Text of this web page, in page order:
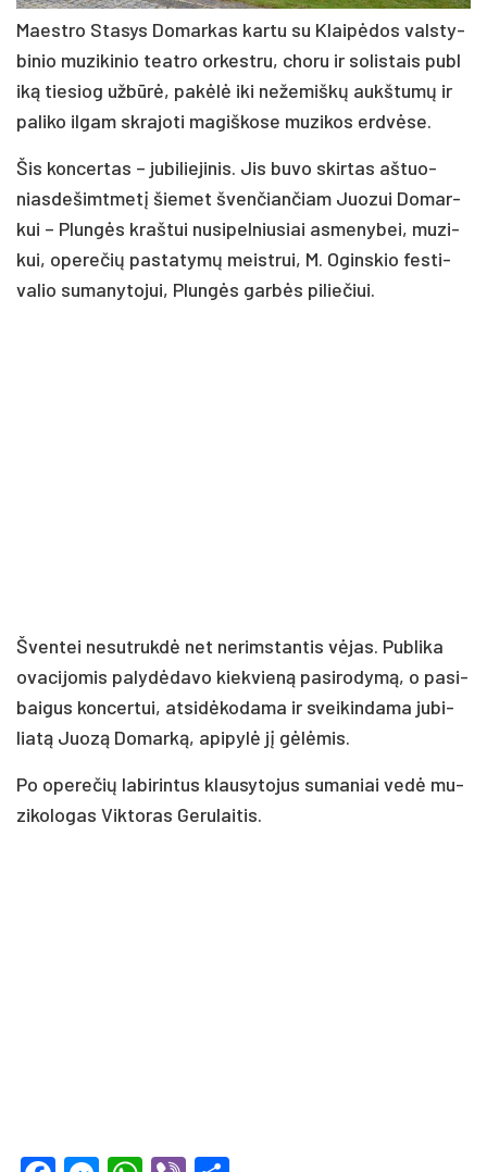
Maest­ro Sta­sys Do­mar­kas kar­tu su Klai­pė­dos vals­ty­
bi­nio mu­zi­ki­nio teat­ro or­kest­ru, cho­ru ir so­lis­tais pub­l
i­ką tie­siog už­bū­rė, pa­kė­lė iki ne­že­miš­kų aukš­tu­mų ir
pa­li­ko il­gam skra­jo­ti ma­giš­ko­se mu­zi­kos erd­vė­se.
Šis kon­cer­tas – ju­bi­lie­ji­nis. Jis bu­vo skir­tas aš­tuo­
nias­de­šimt­me­tį šie­met šven­čian­čiam Juo­zui Do­mar­
kui – Plun­gės kraš­tui nu­si­pel­niu­siai as­me­ny­bei, mu­zi­
kui, ope­re­čių pa­sta­ty­mų meist­rui, M. Ogins­kio fes­ti­
va­lio su­ma­ny­to­jui, Plun­gės gar­bės pi­lie­čiui.
Šven­tei ne­sut­ruk­dė net ne­rims­tan­tis vė­jas. Pub­li­ka
ova­ci­jo­mis pa­ly­dė­da­vo kiek­vie­ną pa­si­ro­dy­mą, o pa­si­
bai­gus kon­cer­tui, at­si­dė­ko­da­ma ir svei­kin­da­ma ju­bi­
lia­tą Juo­zą Do­mar­ką, api­py­lė jį gė­lė­mis.
Po ope­re­čių la­bi­rin­tus klau­sy­to­jus su­ma­niai ve­dė mu­
zi­ko­lo­gas Vik­to­ras Ge­ru­lai­tis.